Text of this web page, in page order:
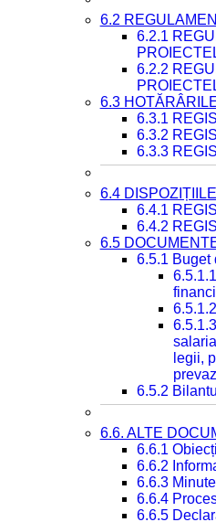
6.2
6.2.1
6.2.2
6.3
6.3.1
6.3.2
6.3.3
6.4
6.4.1
6.4.2
6.5
6.5.1 Buget
legii,
6.5.2
6.6. ALTE
6.6.1
6.6.2
6.6.3
6.6.4
6.6.5